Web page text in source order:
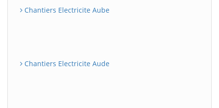
Chantiers Electricite Aube
Chantiers Electricite Aude